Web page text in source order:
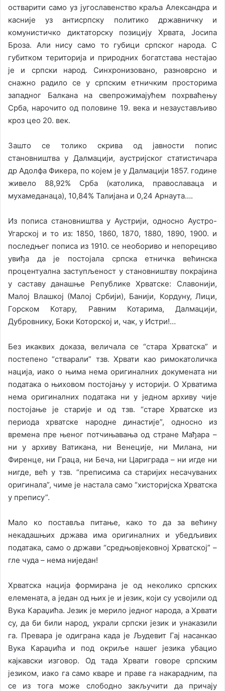
остварити само уз југославенство краља Александра и
касније уз антисрпску политико државничку и
комунистичко диктаторску позицију Хрвата, Јосипа
Броза. Али нису само то губици српског народа. С
губитком територија и природних богатстава нестајао
је и српски народ. Синхронизовано, разноврсно и
снажно радило се у српским етничким просторима
западног Балкана на свепрожимајућем похрваћењу
Срба, нарочито од половине 19. века и незаустављиво
кроз цео 20. век.
Зашто се толико скрива од јавности попис
становништва у Далмацији, аустријског статистичара
др Адолфа Фикера, по којем је у Далмацији 1857. године
живело 88,92% Срба (католика, православаца и
мухамеданаца), 10,84% Талијана и 0,24 Арнаута….
Из пописа становништва у Аустрији, односно Аустро-
Угарској и то из: 1850, 1860, 1870, 1880, 1890, 1900. и
последњег пописа из 1910. се необориво и непорециво
увиђа да је постојала српска етничка већинска
процентуална заступљеност у становништву покрајина
у саставу данашње Републике Хрватске: Славонији,
Малој Влашкој (Малој Србији), Банији, Кордуну, Лици,
Горском Котару, Равним Котарима, Далмацији,
Дубровнику, Боки Которској и, чак, у Истри!…
Без икаквих доказа, величала се “стара Хрватска” и
постепено “стварали” тзв. Хрвати као римокатоличка
нација, иако о њима нема оригиналних докумената ни
података о њиховом постојању у историји. О Хрватима
нема оригиналних података ни у једном архиву чије
постојање је старије и од тзв. “старе Хрватске из
периода хрватске народне династије”, односно из
времена пре њеног потчињавања од стране Мађара –
ни у архиву Ватикана, ни Венеције, ни Милана, ни
Фиренце, ни Граца, ни Беча, ни Цариграда – ни игде ни
нигде, већ у тзв. “преписима са старијих несачуваних
оригинала”, чиме је настала само “хисторијска Хрватска
у препису”.
Мало ко поставља питање, како то да за већину
некадашњих држава има оригиналних и убедљивих
података, само о држави “средњовјековној Хрватској” –
гле чуда – нема ниједан!
Хрватска нација формирана је од неколико српских
елемената, а један од њих је и језик, који су усвојили од
Вука Караџића. Језик је мерило једног народа, а Хрвати
су, да би били народ, украли српски језик и унаказили
га. Превара је одиграна када је Људевит Гај насанкао
Вука Караџића и под окриље нашег језика убацио
кајкавски изговор. Од тада Хрвати говоре српским
језиком, иако га само кваре и праве га накарадним, па
се из тога може слободно закључити да причају